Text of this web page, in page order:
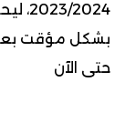
بشكل مؤقت
حتى الآن